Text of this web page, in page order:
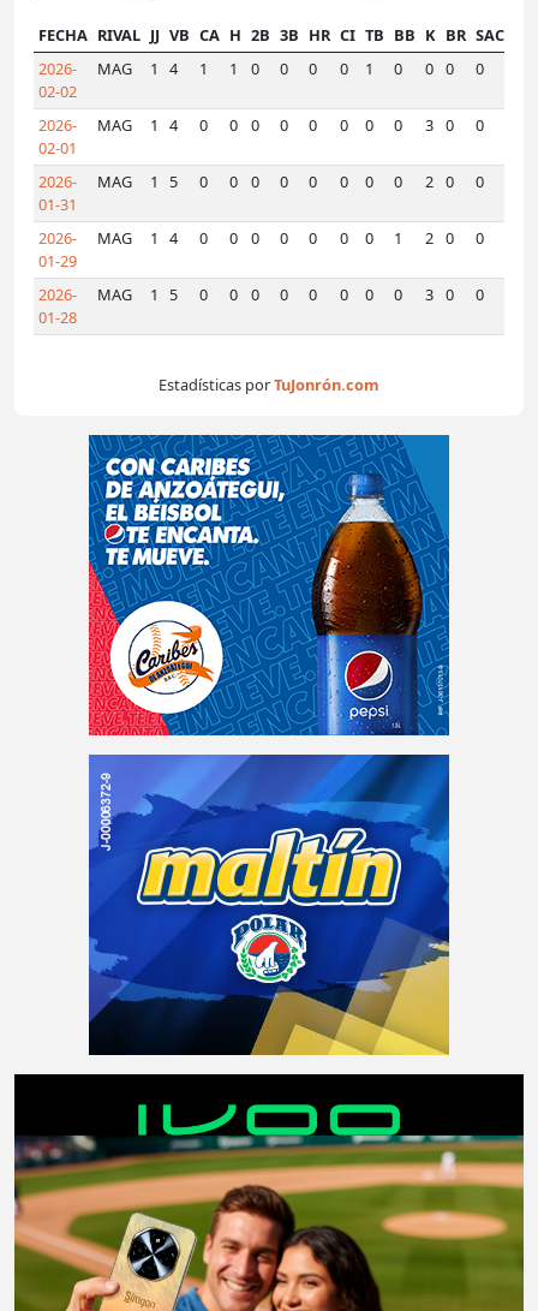
FECHA RIVAL JJ VB CA H 2B 3B HR CI TB BB K BR SAC
2026-
02-02
MAG 1 4 1 1 0 0 0 0 1 0 0 0 0
2026-
02-01
MAG 1 4 0 0 0 0 0 0 0 0 3 0 0
2026-
01-31
MAG 1 5 0 0 0 0 0 0 0 0 2 0 0
2026-
01-29
MAG 1 4 0 0 0 0 0 0 0 1 2 0 0
2026-
01-28
MAG 1 5 0 0 0 0 0 0 0 0 3 0 0
Estadísticas porTuJonrón.com